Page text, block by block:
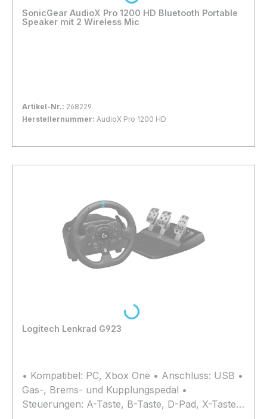
SonicGear AudioX Pro 1200 HD Bluetooth Portable
Speaker mit 2 Wireless Mic
Artikel-Nr.: 268229
Herstellernummer: AudioX Pro 1200 HD
In den Warenkorb
Logitech Lenkrad G923
• Kompatibel: PC, Xbox One • Anschluss: USB •
Gas-, Brems- und Kupplungspedal •
Steuerungen: A-Taste, B-Taste, D-Pad, X-Taste,
Loading...